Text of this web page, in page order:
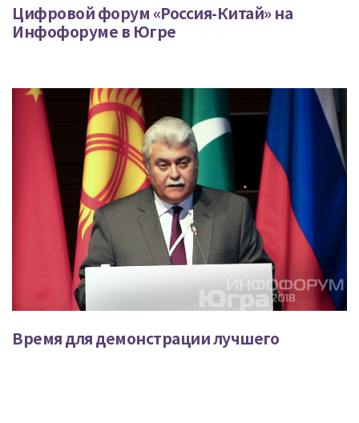
Цифровой форум «Россия-Китай» на
Инфофоруме в Югре
Время для демонстрации лучшего